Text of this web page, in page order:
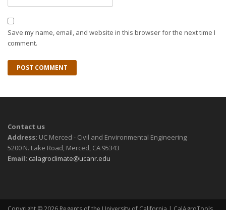
Save my name, email, and website in this browser for the next time I
comment.
Contact us
Address: UC Merced - Civil and Environmental Engineering
5200 N. Lake Road, Merced, CA 95343
Email: calagroclimate@ucanr.edu